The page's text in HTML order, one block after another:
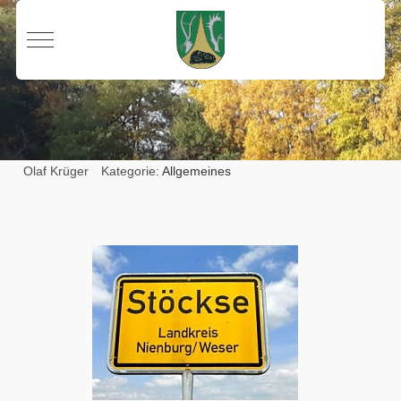
Mobile Menu Toggle
Olaf Krüger Kategorie:Allgemeines